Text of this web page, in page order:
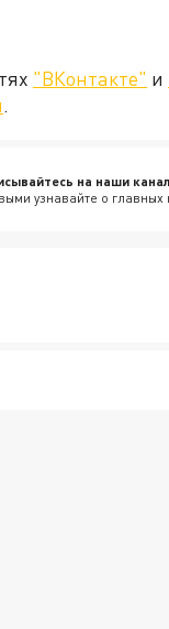
"ВКонтакте" и
.
на наши
узнавайте о